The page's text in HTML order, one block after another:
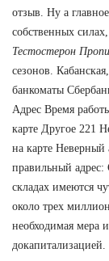
отзыв. Ну а
собственных
Тестостерон
сезонов.
банкоматы
Адрес Время
карте Другое 221
на карте Неверный
правильный
складах имеются
около трех
необходимая мера
докапитализацией.